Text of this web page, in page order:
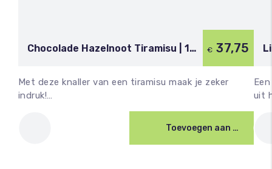
Chocolade Hazelnoot Tiramisu | 15
€ 37,75
Met deze knaller van een tiramisu maak je zeker
indruk!…
Toevoegen aan winkelwagen
uit